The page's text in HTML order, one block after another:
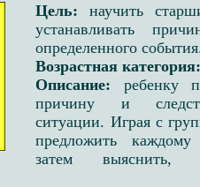
Цель:научить
устанавливать
определенного
Возрастная категория:
Описание: ребенку
причину и
ситуации. Играя с
предложить
затем выяснить,